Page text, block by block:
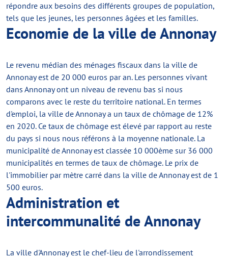
répondre aux besoins des différents groupes de population,
tels que les jeunes, les personnes âgées et les familles.
Economie de la ville de Annonay
Le revenu médian des ménages fiscaux dans la ville de
Annonay est de 20 000 euros par an. Les personnes vivant
dans Annonay ont un niveau de revenu bas si nous
comparons avec le reste du territoire national. En termes
d'emploi, la ville de Annonay a un taux de chômage de 12%
en 2020. Ce taux de chômage est élevé par rapport au reste
du pays si nous nous référons à la moyenne nationale. La
municipalité de Annonay est classée 10 000ème sur 36 000
municipalités en termes de taux de chômage. Le prix de
l'immobilier par mètre carré dans la ville de Annonay est de 1
500 euros.
Administration et
intercommunalité de Annonay
La ville d'Annonay est le chef-lieu de l'arrondissement